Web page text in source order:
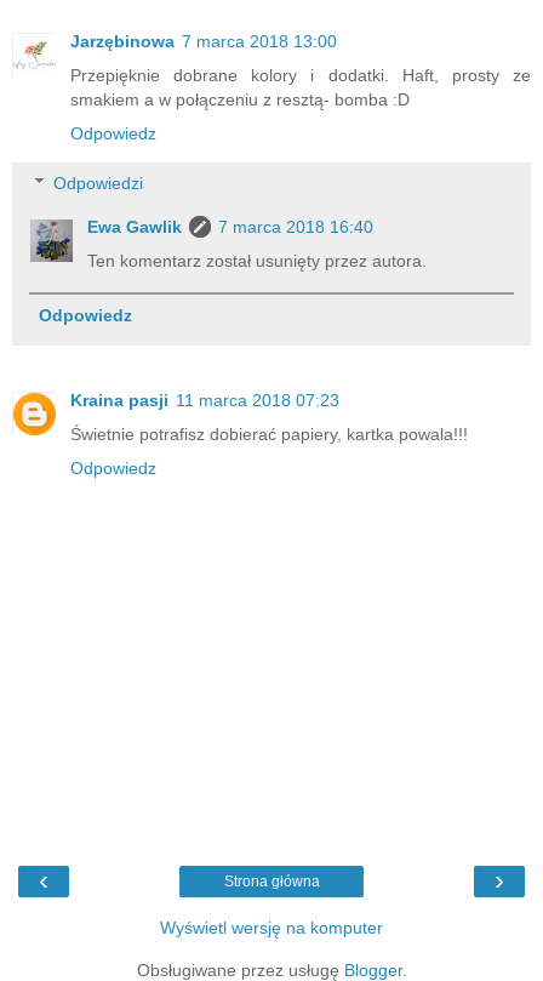
Jarzębinowa 7 marca 2018 13:00
Przepięknie dobrane kolory i dodatki. Haft, prosty ze
smakiem a w połączeniu z resztą- bomba :D
Odpowiedz
Odpowiedzi
Ewa Gawlik
7 marca 2018 16:40
Ten komentarz został usunięty przez autora.
Odpowiedz
Kraina pasji 11 marca 2018 07:23
Świetnie potrafisz dobierać papiery, kartka powala!!!
Odpowiedz
‹ ›
Strona główna
Wyświetl wersję na komputer
Obsługiwane przez usługę Blogger.